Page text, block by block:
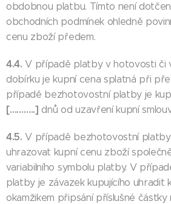
obdobnou platbu. Tímto není
obchodních podmínek ohledně
cenu zboží předem.
4.4.V případě platby v hotovosti či
dobírku je kupní cena splatná při
případě bezhotovostní platby je
[………..] dnů od uzavření kupní
4.5.V případě bezhotovostní platby
uhrazovat kupní cenu zboží
variabilního symbolu platby. V
platby je závazek kupujícího uhradit
okamžikem připsání příslušné částky